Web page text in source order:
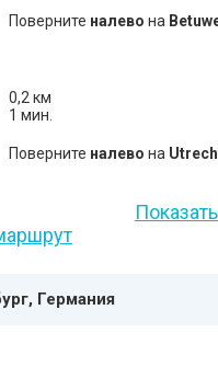
Поверните налево на
0,2 км
1 мин.
Поверните налево на
Германия